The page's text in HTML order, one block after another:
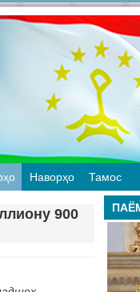
Наворҳо Тамос
900